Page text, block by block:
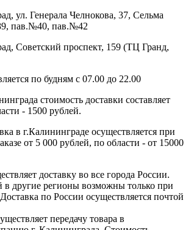
ул. Генерала Челнокова, 37, Сельма
пав.№40, пав.№42
Советский проспект, 159 (ТЦ Гранд,
по будням с 07.00 до 22.00
стоимость доставки составляет
- 1500 рублей.
в г.Калининграде осуществляется при
от 5 000 рублей, по области - от 15000
доставку во все города России.
в другие регионы возможны только при
по России осуществляется почтой
передачу товара в